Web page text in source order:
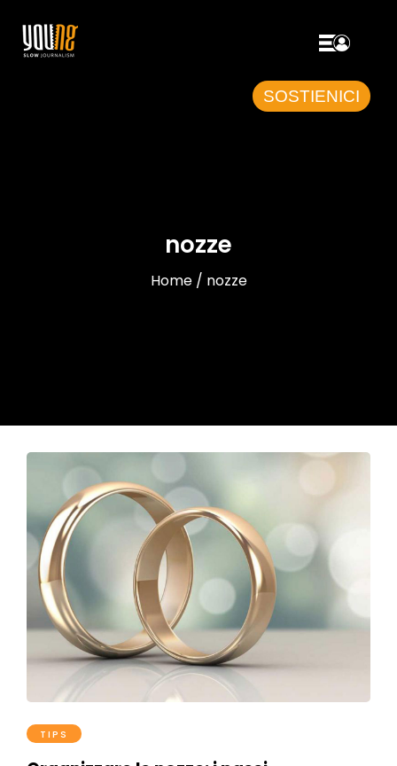
SOSTIENICI
nozze
Home / nozze
TIPS